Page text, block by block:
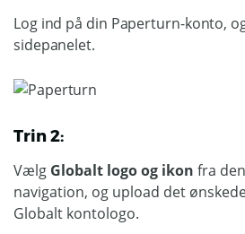
Log ind på din Paperturn-konto,
sidepanelet.
Trin 2:
Vælg Globalt logo og ikon fra
navigation, og upload det
Globalt kontologo.